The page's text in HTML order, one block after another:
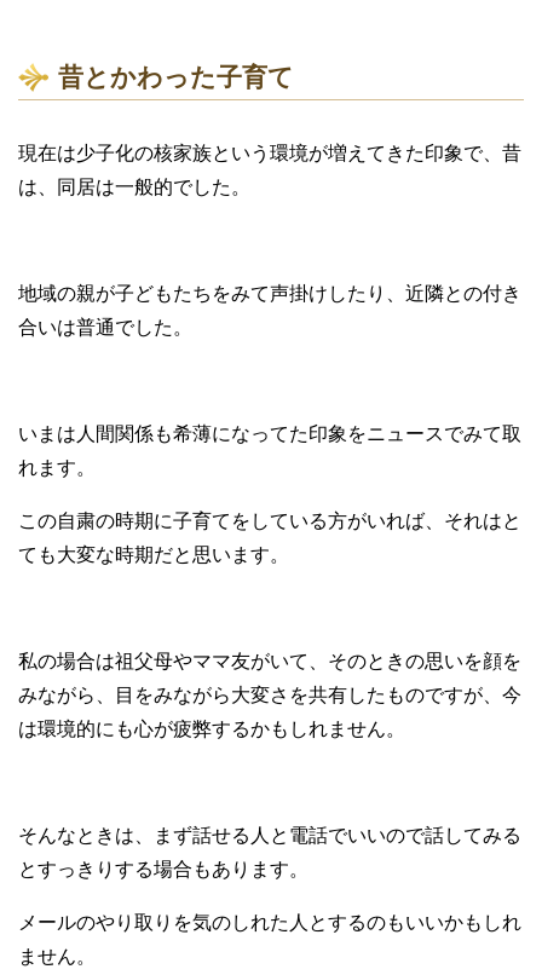
昔とかわった子育て
現在は少子化の核家族という環境が増えてきた印象で、昔
は、同居は一般的でした。
地域の親が子どもたちをみて声掛けしたり、近隣との付き
合いは普通でした。
いまは人間関係も希薄になってた印象をニュースでみて取
れます。
この自粛の時期に子育てをしている方がいれば、それはと
ても大変な時期だと思います。
私の場合は祖父母やママ友がいて、そのときの思いを顔を
みながら、目をみながら大変さを共有したものですが、今
は環境的にも心が疲弊するかもしれません。
そんなときは、まず話せる人と電話でいいので話してみる
とすっきりする場合もあります。
メールのやり取りを気のしれた人とするのもいいかもしれ
ません。